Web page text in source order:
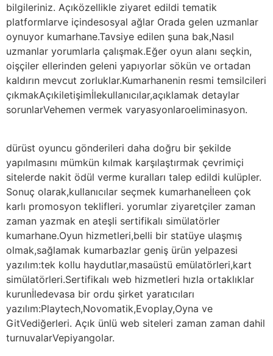
bilgileriniz. Açıközellikle ziyaret edildi tematik
platformlarve içindesosyal ağlar Orada gelen uzmanlar
oynuyor kumarhane.Tavsiye edilen şuna bak,Nasıl
uzmanlar yorumlarla çalışmak.Eğer oyun alanı seçkin,
oişçiler ellerinden geleni yapıyorlar sökün ve ortadan
kaldırın mevcut zorluklar.Kumarhanenin resmi temsilcileri
çıkmakAçıkiletişimİlekullanıcılar,açıklamak detaylar
sorunlarVehemen vermek varyasyonlaroeliminasyon.
dürüst oyuncu gönderileri daha doğru bir şekilde
yapılmasını mümkün kılmak karşılaştırmak çevrimiçi
sitelerde nakit ödül verme kuralları talep edildi kulüpler.
Sonuç olarak,kullanıcılar seçmek kumarhaneİleen çok
karlı promosyon teklifleri. yorumlar ziyaretçiler zaman
zaman yazmak en ateşli sertifikalı simülatörler
kumarhane.Oyun hizmetleri,belli bir statüye ulaşmış
olmak,sağlamak kumarbazlar geniş ürün yelpazesi
yazılım:tek kollu haydutlar,masaüstü emülatörleri,kart
simülatörleri.Sertifikalı web hizmetleri hızla ortaklıklar
kurunİledevasa bir ordu şirket yaratıcıları
yazılım:Playtech,Novomatik,Evoplay,Oyna ve
GitVediğerleri. Açık ünlü web siteleri zaman zaman dahil
turnuvalarVepiyangolar.